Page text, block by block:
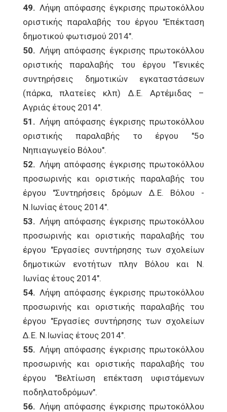
49. Λήψη απόφασης έγκρισης πρωτοκόλλου
οριστικής παραλαβής του έργου "Επέκταση
δημοτικού φωτισμού 2014".
50. Λήψη απόφασης έγκρισης πρωτοκόλλου
οριστικής παραλαβής του έργου "Γενικές
συντηρήσεις δημοτικών εγκαταστάσεων
(πάρκα, πλατείες κλπ) Δ.Ε. Αρτέμιδας –
Αγριάς έτους 2014".
51. Λήψη απόφασης έγκρισης πρωτοκόλλου
οριστικής παραλαβής το έργου "5ο
Νηπιαγωγείο Βόλου".
52. Λήψη απόφασης έγκρισης πρωτοκόλλου
προσωρινής και οριστικής παραλαβής του
έργου "Συντηρήσεις δρόμων Δ.Ε. Βόλου -
Ν.Ιωνίας έτους 2014".
53. Λήψη απόφασης έγκρισης πρωτοκόλλου
προσωρινής και οριστικής παραλαβής του
έργου "Εργασίες συντήρησης των σχολείων
δημοτικών ενοτήτων πλην Βόλου και Ν.
Ιωνίας έτους 2014".
54. Λήψη απόφασης έγκρισης πρωτοκόλλου
προσωρινής και οριστικής παραλαβής του
έργου "Εργασίες συντήρησης των σχολείων
Δ.Ε. Ν.Ιωνίας έτους 2014".
55. Λήψη απόφασης έγκρισης πρωτοκόλλου
προσωρινής και οριστικής παραλαβής του
έργου "Βελτίωση επέκταση υφιστάμενων
ποδηλατοδρόμων".
56. Λήψη απόφασης έγκρισης πρωτοκόλλου